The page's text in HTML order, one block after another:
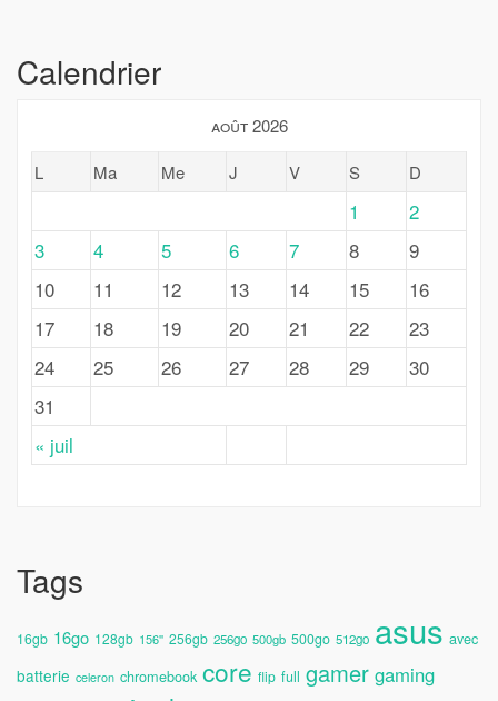
Calendrier
août 2026
L
Ma Me J V S D
« juil
1
2
3
4 5 6 7 8
9
10
11 12 13 14 15
16
17
18 19 20 21 22
23
24
25 26 27 28 29
30
31
Tags
16gb 16go 128gb 156'' 256gb 256go 500gb 500go 512go asus avec
batterie celeron chromebook core flip full gamer gaming